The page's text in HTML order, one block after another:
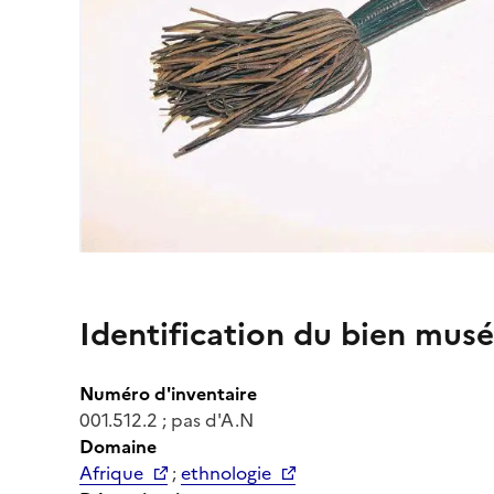
Identification du bien
Numéro d'inventaire
001.512.2 ; pas d'A.N
Domaine
Afrique
;ethnologie